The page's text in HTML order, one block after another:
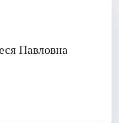
Павловна